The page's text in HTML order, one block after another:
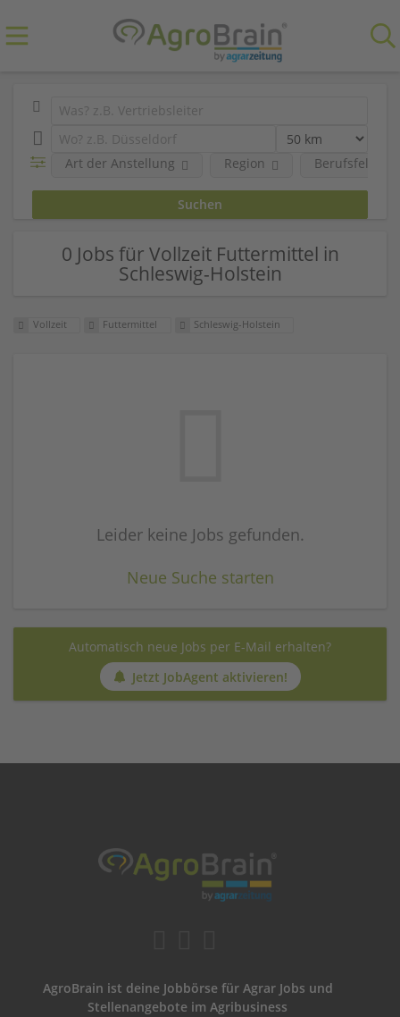
Art der Anstellung Region Berufsfeld
0 Jobs für Vollzeit Futtermittel in
Schleswig-Holstein
Vollzeit Futtermittel Schleswig-Holstein
Leider keine Jobs gefunden.
Neue Suche starten
Automatisch neue Jobs per E-Mail erhalten?
Jetzt JobAgent aktivieren!
AgroBrain ist deine Jobbörse für Agrar Jobs und
Stellenangebote im Agribusiness